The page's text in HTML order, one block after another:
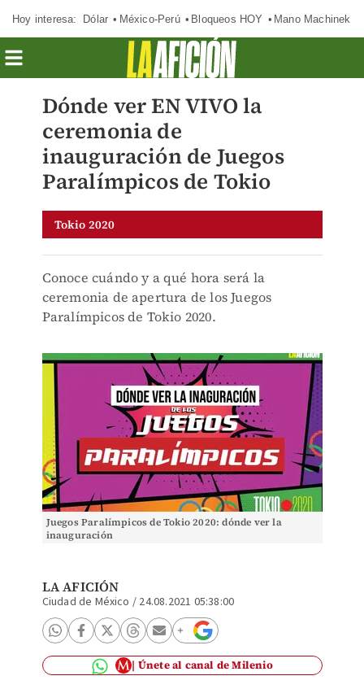
Hoy interesa: Dólar México-Perú Bloqueos HOY Mano Machinek
Dónde ver EN VIVO la
ceremonia de
inauguración de Juegos
Paralímpicos de Tokio
Tokio 2020
Conoce cuándo y a qué hora será la
ceremonia de apertura de los Juegos
Paralímpicos de Tokio 2020.
Juegos Paralímpicos de Tokio 2020: dónde ver la
inauguración
LA AFICIÓN
Ciudad de México / 24.08.2021 05:38:00
Únete al canal de Milenio